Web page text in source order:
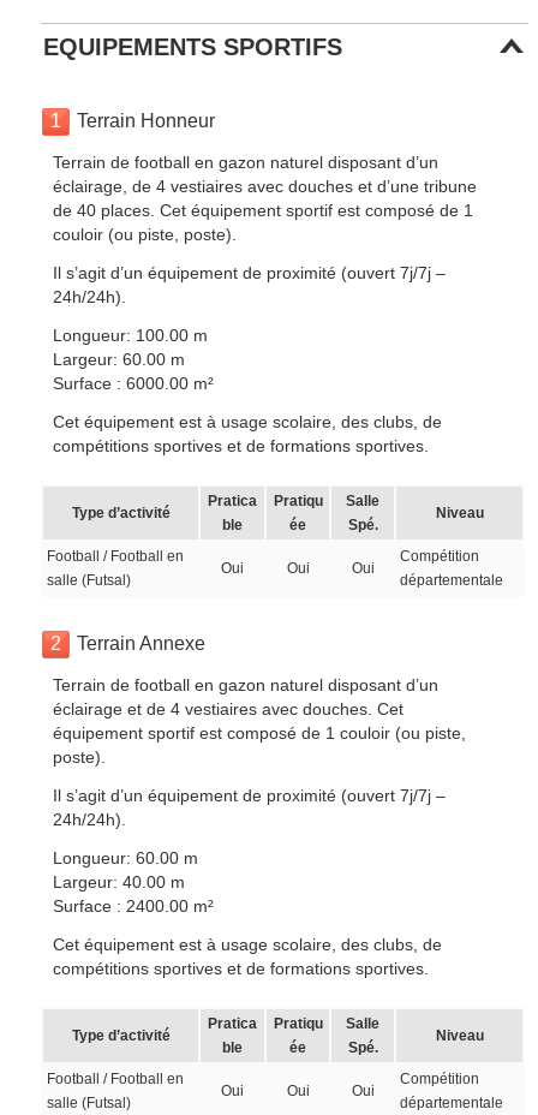
EQUIPEMENTS SPORTIFS
1 Terrain Honneur
Terrain de football en gazon naturel disposant d’un
éclairage, de 4 vestiaires avec douches et d’une tribune
de 40 places. Cet équipement sportif est composé de 1
couloir (ou piste, poste).
Il s’agit d’un équipement de proximité (ouvert 7j/7j –
24h/24h).
Longueur: 100.00 m
Largeur: 60.00 m
Surface : 6000.00 m²
Cet équipement est à usage scolaire, des clubs, de
compétitions sportives et de formations sportives.
Type d’activité
Pratica
ble
Pratiqu
ée
Salle
Spé.
Niveau
Football / Football en
salle (Futsal)
Oui Oui Oui
Compétition
départementale
2 Terrain Annexe
Terrain de football en gazon naturel disposant d’un
éclairage et de 4 vestiaires avec douches. Cet
équipement sportif est composé de 1 couloir (ou piste,
poste).
Il s’agit d’un équipement de proximité (ouvert 7j/7j –
24h/24h).
Longueur: 60.00 m
Largeur: 40.00 m
Surface : 2400.00 m²
Cet équipement est à usage scolaire, des clubs, de
compétitions sportives et de formations sportives.
Type d’activité
Pratica
ble
Pratiqu
ée
Salle
Spé.
Niveau
Football / Football en
salle (Futsal)
Oui Oui Oui
Compétition
départementale